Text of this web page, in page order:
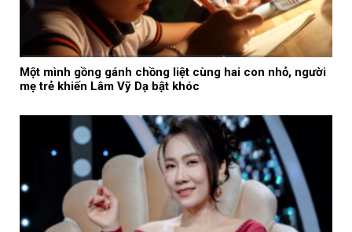
Một mình gồng gánh chồng liệt cùng hai con nhỏ, người
mẹ trẻ khiến Lâm Vỹ Dạ bật khóc